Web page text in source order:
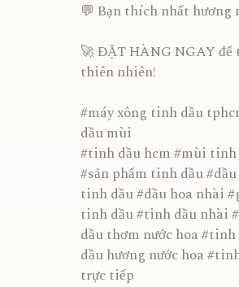
💬 Bạn thích nhất hương
🚀 ĐẶT HÀNG NGAY
thiên nhiên!
#máy xông tinh dầu
dầu mùi
#tinh dầu hcm #mùi
#sản phẩm tinh dầu
tinh dầu #dầu hoa nhài
tinh dầu #tinh dầu nhài
dầu thơm nước hoa
dầu hương nước hoa
trực tiếp